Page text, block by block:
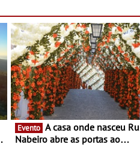
Evento
Nabeiro abre as portas ao